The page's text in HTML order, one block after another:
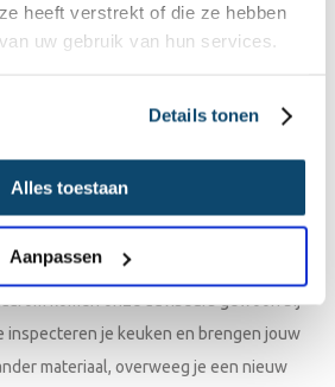
heeft verstrekt of die ze hebben
uw gebruik van hun services.
Details tonen
Alles toestaan
Aanpassen
in één dag. Door simpelweg nieuwe
en met een vleugje spuitwerk
hebben wij zo voor je
en ‘s avonds sta je gewoon weer te
nietwaar?
renoveren
inspecteren je keuken en brengen jouw
materiaal, overweeg je een nieuw